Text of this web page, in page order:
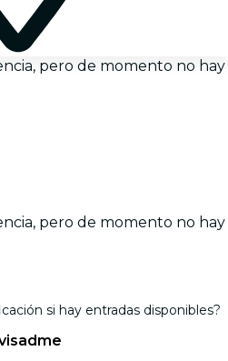
pero de momento no hay
pero de momento no hay
si hay entradas disponibles?